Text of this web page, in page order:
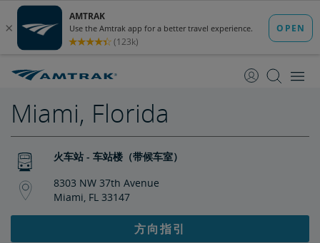
至
至
Miami, Florida
火车站 - 车站楼（带候车室）
8303 NW 37th Avenue
Miami, FL 33147
方向指引